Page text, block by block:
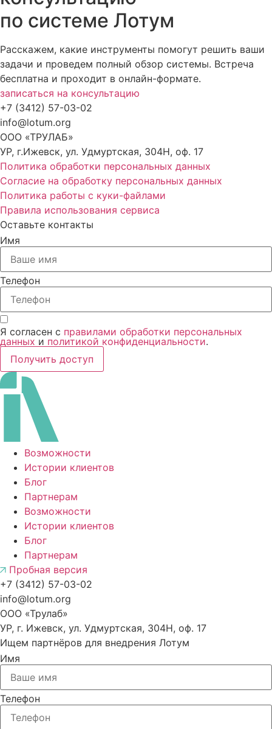
по системе Лотум
Расскажем, какие инструменты помогут решить ваши
задачи и проведем полный обзор системы. Встреча
бесплатна и проходит в онлайн-формате.
записаться на консультацию
+7 (3412) 57-03-02
info@lotum.org
ООО «ТРУЛАБ»
УР, г.Ижевск, ул. Удмуртская, 304Н, оф. 17
Политика обработки персональных данных
Согласие на обработку персональных данных
Политика работы с куки-файлами
Правила использования сервиса
Оставьте контакты
Имя
Телефон
Я согласен с правилами обработки персональных
данных и политикой конфиденциальности.
Получить доступ
Возможности
Истории клиентов
Блог
Партнерам
Возможности
Истории клиентов
Блог
Партнерам
Пробная версия
+7 (3412) 57-03-02
info@lotum.org
ООО «Трулаб»
УР, г. Ижевск, ул. Удмуртская, 304Н, оф. 17
Ищем партнёров для внедрения Лотум
Имя
Телефон